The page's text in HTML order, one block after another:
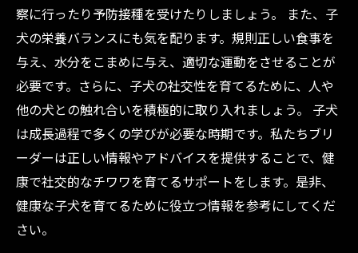
察に行ったり予防接種を受けたりしましょう。 また、子
犬の栄養バランスにも気を配ります。規則正しい食事を
与え、水分をこまめに与え、適切な運動をさせることが
必要です。さらに、子犬の社交性を育てるために、人や
他の犬との触れ合いを積極的に取り入れましょう。 子犬
は成長過程で多くの学びが必要な時期です。私たちブリ
ーダーは正しい情報やアドバイスを提供することで、健
康で社交的なチワワを育てるサポートをします。是非、
健康な子犬を育てるために役立つ情報を参考にしてくだ
さい。